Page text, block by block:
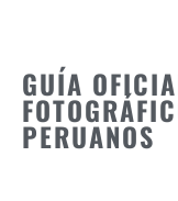
GUÍA
PERUANOS